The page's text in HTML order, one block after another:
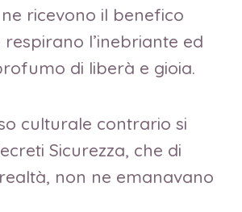
ricevono il benefico
l’inebriante ed
di liberà e gioia.
culturale contrario si
Sicurezza, che di
non ne emanavano